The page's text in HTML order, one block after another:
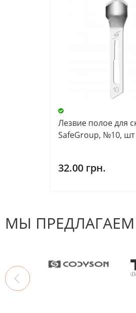
Лезвие полое для
SafeGroup, №10, шт
32.00 грн.
МЫ